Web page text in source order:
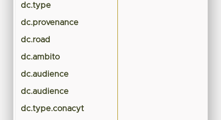
dc.type
dc.provenance
dc.road
dc.ambito
dc.audience
dc.audience
dc.type.conacyt